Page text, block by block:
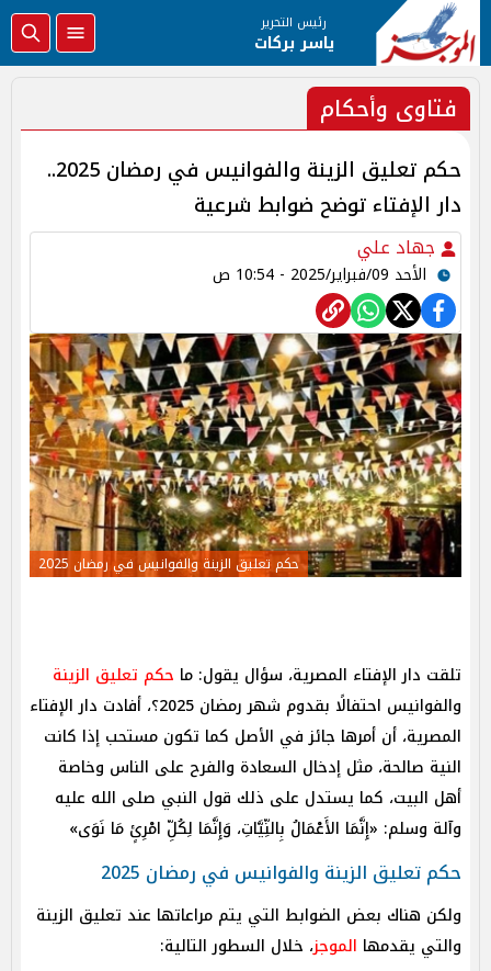
رئيس التحرير
ياسر بركات
فتاوى وأحكام
حكم تعليق الزينة والفوانيس في رمضان 2025..
دار الإفتاء توضح ضوابط شرعية
جهاد علي
الأحد 09/فبراير/2025 - 10:54 ص
حكم تعليق الزينة والفوانيس في رمضان 2025
تلقت دار الإفتاء المصرية، سؤال يقول: ما حكم تعليق الزينة
والفوانيس احتفالًا بقدوم شهر رمضان 2025؟، أفادت دار الإفتاء
المصرية، أن أمرها جائز في الأصل كما تكون مستحب إذا كانت
النية صالحة، مثل إدخال السعادة والفرح على الناس وخاصة
أهل البيت، كما يستدل على ذلك قول النبي صلى الله عليه
وآلة وسلم: «إِنَّمَا الأَعْمَالُ بِالنِّيَّاتِ، وَإِنَّمَا لِكُلِّ امْرِئٍ مَا نَوَى»
حكم تعليق الزينة والفوانيس في رمضان 2025
ولكن هناك بعض الضوابط التي يتم مراعاتها عند تعليق الزينة
والتي يقدمها الموجز، خلال السطور التالية: